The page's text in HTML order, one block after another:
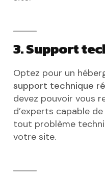
3. Support
Optez pour un
support technique
devez pouvoir vous
d’experts capable
tout problème
votre site.